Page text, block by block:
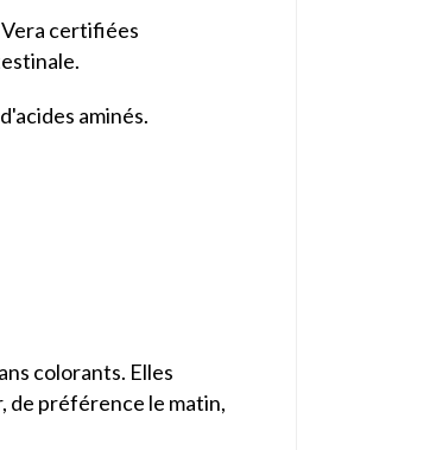
certifiées
aminés.
colorants. Elles
de préférence le matin,